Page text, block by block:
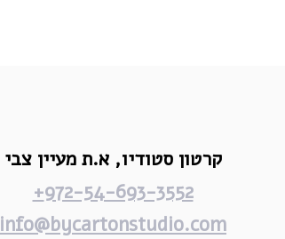
קרטון סטודיו,א.ת מעיין צבי
972-54-693-3552+
info@bycartonstudio.com